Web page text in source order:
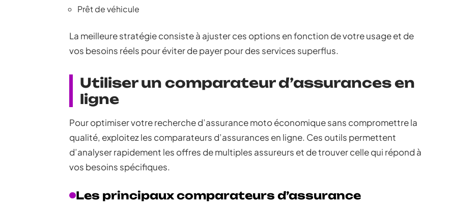
Prêt de véhicule
La meilleure stratégie consiste à ajuster ces options en fonction de votre usage et de
vos besoins réels pour éviter de payer pour des services superflus.
Utiliser un comparateur d’assurances en
ligne
Pour optimiser votre recherche d’assurance moto économique sans compromettre la
qualité, exploitez les comparateurs d’assurances en ligne. Ces outils permettent
d’analyser rapidement les offres de multiples assureurs et de trouver celle qui répond à
vos besoins spécifiques.
Les principaux comparateurs d’assurance